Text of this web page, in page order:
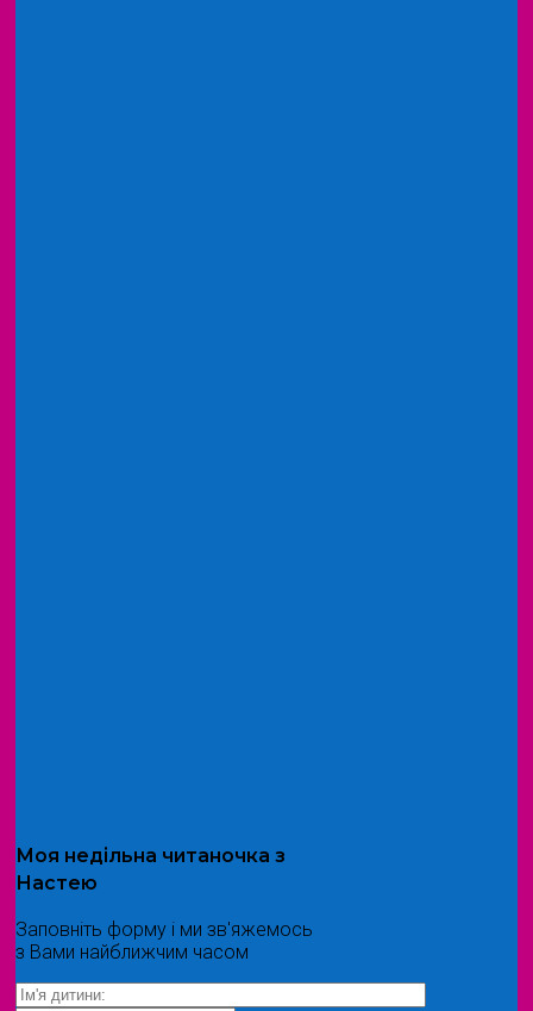
Моя недільна читаночка з
Настею
Заповніть форму і ми зв'яжемось
з Вами найближчим часом